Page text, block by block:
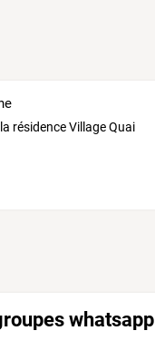
résidence Village Quai